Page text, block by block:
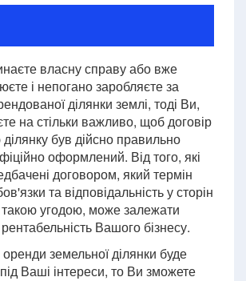
власну справу або вже
і непогано заробляєте за
ділянки землі, тоді Ви,
на стільки важливо, щоб договір
був дійсно правильно
оформлений. Від того, які
договором, який термін
та відповідальність у сторін
угодою, може залежати
Вашого бізнесу.
земельної ділянки буде
Ваші інтереси, то Ви зможете